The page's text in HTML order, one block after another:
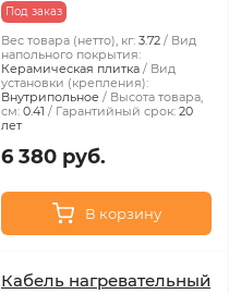
Под заказ
Вес товара (нетто), кг: 3.72
Вид
напольного покрытия:
Керамическая плитка
Вид
установки (крепления):
Внутрипольное
Высота товара,
см: 0.41 Гарантийный срок: 20
лет
6 380 руб.
В корзину
Кабель нагревательный